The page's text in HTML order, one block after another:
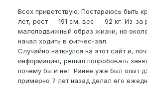
Всех приветствую. Постараюсь быть
лет, рост — 191 см, вес — 92 кг. Из-за
малоподвижный образ жизни, но
начал ходить в фитнес-зал.
Случайно наткнулся на этот сайт и,
информацию, решил попробовать
почему бы и нет. Ранее уже был опыт
примерно 7 лет назад делал его